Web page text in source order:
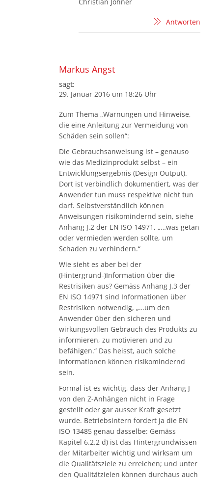
Antworten
Markus Angst
sagt:
29. Januar 2016 um 18:26 Uhr
Zum Thema „Warnungen und Hinweise,
die eine Anleitung zur Vermeidung von
Schäden sein sollen“:
Die Gebrauchsanweisung ist – genauso
wie das Medizinprodukt selbst – ein
Entwicklungsergebnis (Design Output).
Dort ist verbindlich dokumentiert, was der
Anwender tun muss respektive nicht tun
darf. Selbstverständlich können
Anweisungen risikomindernd sein, siehe
Anhang J.2 der EN ISO 14971, „…was getan
oder vermieden werden sollte, um
Schaden zu verhindern.“
Wie sieht es aber bei der
(Hintergrund-)Information über die
Restrisiken aus? Gemäss Anhang J.3 der
EN ISO 14971 sind Informationen über
Restrisiken notwendig, „…um den
Anwender über den sicheren und
wirkungsvollen Gebrauch des Produkts zu
informieren, zu motivieren und zu
befähigen.“ Das heisst, auch solche
Informationen können risikomindernd
sein.
Formal ist es wichtig, dass der Anhang J
von den Z-Anhängen nicht in Frage
gestellt oder gar ausser Kraft gesetzt
wurde. Betriebsintern fordert ja die EN
ISO 13485 genau dasselbe: Gemäss
Kapitel 6.2.2 d) ist das Hintergrundwissen
der Mitarbeiter wichtig und wirksam um
die Qualitätsziele zu erreichen; und unter
den Qualitätzielen können durchaus auch